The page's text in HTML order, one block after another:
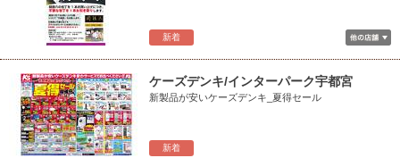
新着
新着
ケーズデンキ/インターパーク宇都宮
新製品が安いケーズデンキ_夏得セール